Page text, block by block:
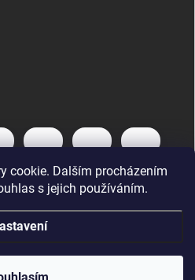
cookie. Dalším procházením
s jejich používáním.